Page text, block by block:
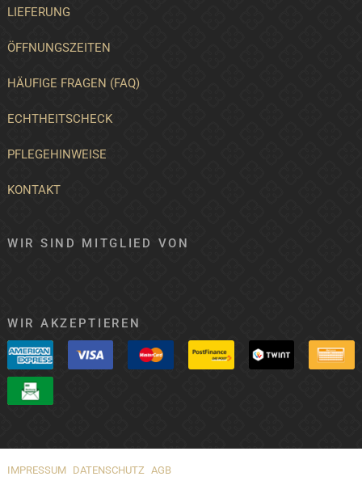
LIEFERUNG
ÖFFNUNGSZEITEN
HÄUFIGE FRAGEN (FAQ)
ECHTHEITSCHECK
PFLEGEHINWEISE
KONTAKT
WIR SIND MITGLIED VON
WIR AKZEPTIEREN
IMPRESSUM DATENSCHUTZ AGB